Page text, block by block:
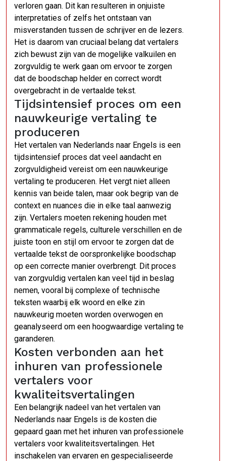
verloren gaan. Dit kan resulteren in onjuiste
interpretaties of zelfs het ontstaan van
misverstanden tussen de schrijver en de lezers.
Het is daarom van cruciaal belang dat vertalers
zich bewust zijn van de mogelijke valkuilen en
zorgvuldig te werk gaan om ervoor te zorgen
dat de boodschap helder en correct wordt
overgebracht in de vertaalde tekst.
Tijdsintensief proces om een
nauwkeurige vertaling te
produceren
Het vertalen van Nederlands naar Engels is een
tijdsintensief proces dat veel aandacht en
zorgvuldigheid vereist om een nauwkeurige
vertaling te produceren. Het vergt niet alleen
kennis van beide talen, maar ook begrip van de
context en nuances die in elke taal aanwezig
zijn. Vertalers moeten rekening houden met
grammaticale regels, culturele verschillen en de
juiste toon en stijl om ervoor te zorgen dat de
vertaalde tekst de oorspronkelijke boodschap
op een correcte manier overbrengt. Dit proces
van zorgvuldig vertalen kan veel tijd in beslag
nemen, vooral bij complexe of technische
teksten waarbij elk woord en elke zin
nauwkeurig moeten worden overwogen en
geanalyseerd om een hoogwaardige vertaling te
garanderen.
Kosten verbonden aan het
inhuren van professionele
vertalers voor
kwaliteitsvertalingen
Een belangrijk nadeel van het vertalen van
Nederlands naar Engels is de kosten die
gepaard gaan met het inhuren van professionele
vertalers voor kwaliteitsvertalingen. Het
inschakelen van ervaren en gespecialiseerde